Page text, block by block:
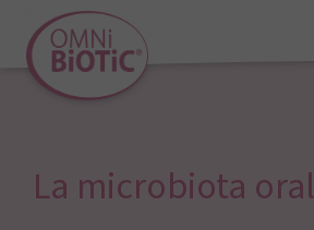
La microbiota oral